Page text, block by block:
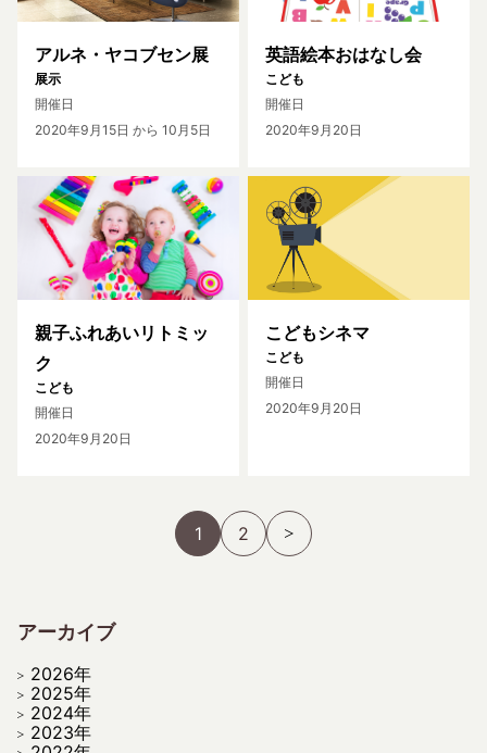
アルネ・ヤコブセン展
展示
開催日
2020年9月15日 から 10月5日
英語絵本おはなし会
こども
開催日
2020年9月20日
親子ふれあいリトミッ
ク
こども
開催日
2020年9月20日
こどもシネマ
こども
開催日
2020年9月20日
1 2
アーカイブ
2026年
2025年
2024年
2023年